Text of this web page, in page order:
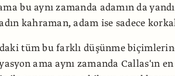
bu aynı zamanda adamın da
kahraman, adam ise sadece
tüm bu farklı düşünme
ama aynı zamanda Callas'ın en